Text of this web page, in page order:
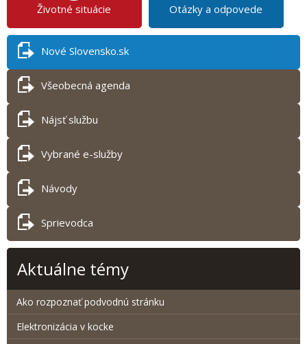
Životné situácie Otázky a odpovede
Nové Slovensko.sk
Všeobecná agenda
Nájsť službu
Vybrané e-služby
Návody
Sprievodca
Aktuálne témy
Ako rozpoznať podvodnú stránku
Elektronizácia v kocke